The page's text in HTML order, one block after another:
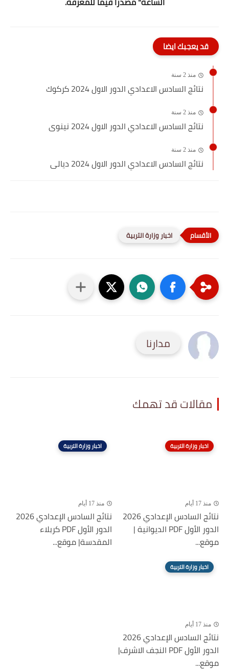
قد يعجبك ايضا
منذ 2 سنة
نتائج السادس الاعدادي الدور الاول 2024 كركوك
منذ 2 سنة
نتائج السادس الاعدادي الدور الاول 2024 نينوى
منذ 2 سنة
نتائج السادس الاعدادي الدور الاول 2024 ديالى
اخبار وزارة التربية
مدارنا
مقالات قد تهمك
اخبار وزارة التربية
منذ 17 أيام
نتائج السادس الإعدادي 2026
الدور الأول PDF الديوانية |
موقع...
اخبار وزارة التربية
منذ 17 أيام
نتائج السادس الإعدادي 2026
الدور الأول PDF كربلاء
المقدسة| موقع...
اخبار وزارة التربية
منذ 17 أيام
نتائج السادس الإعدادي 2026
الدور الأول PDF النجف الاشرف|
موقع...